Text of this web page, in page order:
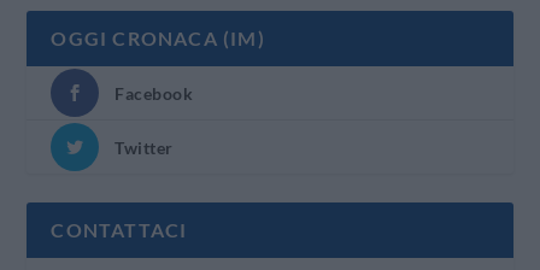
OGGI CRONACA (IM)
Facebook
Twitter
CONTATTACI